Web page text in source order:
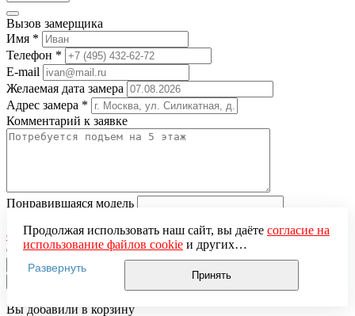
Вызов замерщика
Имя *
Телефон *
E-mail
Желаемая дата замера
Адрес замера *
Комментарий к заявке
Понравившаяся модель
обработку персональных данных и подтверждаете
ознакомление сПолитикой обработки персональных данных
Продолжая использовать наш сайт, вы даёте согласие на
использование файлов cookieи других
пользовательских данных (включая IP-адрес, сведения о
местоположении, устройстве, действиях на сайте и т. п.)
для функционирования сайта, проведения
Развернуть
Принять
Вы добавили в корзину